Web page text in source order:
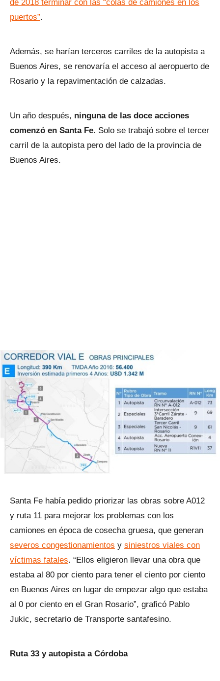
de 2018 terminar con las “colas de camiones en los
puertos”.
Además, se harían terceros carriles de la autopista a
Buenos Aires, se renovaría el acceso al aeropuerto de
Rosario y la repavimentación de calzadas.
Un año después, ninguna de las doce acciones
comenzó en Santa Fe. Solo se trabajó sobre el tercer
carril de la autopista pero del lado de la provincia de
Buenos Aires.
Santa Fe había pedido priorizar las obras sobre A012
y ruta 11 para mejorar los problemas con los
camiones en época de cosecha gruesa, que generan
severos congestionamientos y siniestros viales con
víctimas fatales. “Ellos eligieron llevar una obra que
estaba al 80 por ciento para tener el ciento por ciento
en Buenos Aires en lugar de empezar algo que estaba
al 0 por ciento en el Gran Rosario”, graficó Pablo
Jukic, secretario de Transporte santafesino.
Ruta 33 y autopista a Córdoba